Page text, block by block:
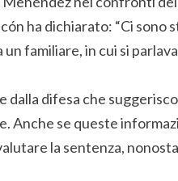
ha dichiarato: “Ci sono
familiare, in cui si
dalla difesa che
Anche se queste
la sentenza,